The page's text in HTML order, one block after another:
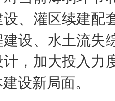
、灌区续建配
设、水土流失
，加大投入力
设新局面。